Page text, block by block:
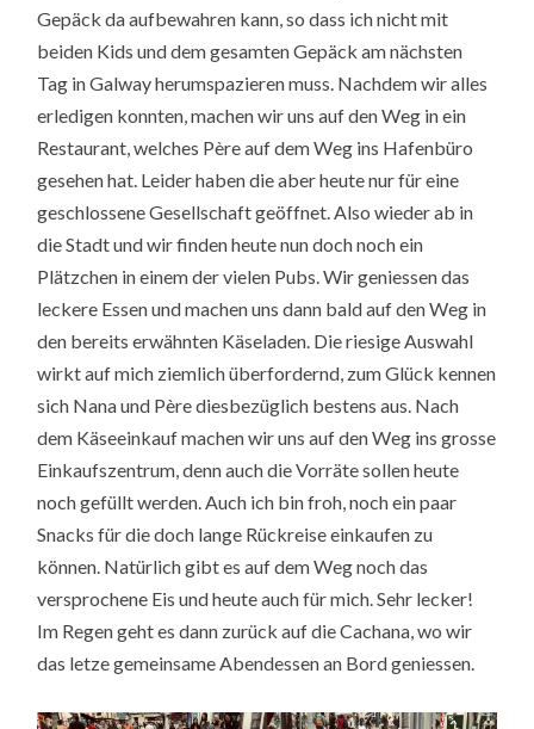
Gepäck da aufbewahren kann, so dass ich nicht mit
beiden Kids und dem gesamten Gepäck am nächsten
Tag in Galway herumspazieren muss. Nachdem wir alles
erledigen konnten, machen wir uns auf den Weg in ein
Restaurant, welches Père auf dem Weg ins Hafenbüro
gesehen hat. Leider haben die aber heute nur für eine
geschlossene Gesellschaft geöffnet. Also wieder ab in
die Stadt und wir finden heute nun doch noch ein
Plätzchen in einem der vielen Pubs. Wir geniessen das
leckere Essen und machen uns dann bald auf den Weg in
den bereits erwähnten Käseladen. Die riesige Auswahl
wirkt auf mich ziemlich überfordernd, zum Glück kennen
sich Nana und Père diesbezüglich bestens aus. Nach
dem Käseeinkauf machen wir uns auf den Weg ins grosse
Einkaufszentrum, denn auch die Vorräte sollen heute
noch gefüllt werden. Auch ich bin froh, noch ein paar
Snacks für die doch lange Rückreise einkaufen zu
können. Natürlich gibt es auf dem Weg noch das
versprochene Eis und heute auch für mich. Sehr lecker!
Im Regen geht es dann zurück auf die Cachana, wo wir
das letze gemeinsame Abendessen an Bord geniessen.